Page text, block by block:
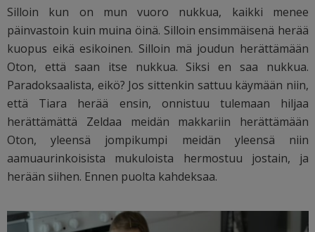
Silloin kun on mun vuoro nukkua, kaikki menee
päinvastoin kuin muina öinä. Silloin ensimmäisenä herää
kuopus eikä esikoinen. Silloin mä joudun herättämään
Oton, että saan itse nukkua. Siksi en saa nukkua.
Paradoksaalista, eikö? Jos sittenkin sattuu käymään niin,
että Tiara herää ensin, onnistuu tulemaan hiljaa
herättämättä Zeldaa meidän makkariin herättämään
Oton, yleensä jompikumpi meidän yleensä niin
aamuaurinkoisista mukuloista hermostuu jostain, ja
herään siihen. Ennen puolta kahdeksaa.